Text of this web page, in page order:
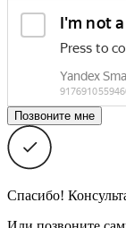
Спасибо!